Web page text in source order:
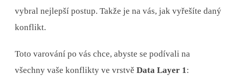
vybral nejlepší postup. Takže je na vás, jak vyřešíte daný
konflikt.
Toto varování po vás chce, abyste se podívali na
všechny vaše konflikty ve vrstvěData Layer 1 :